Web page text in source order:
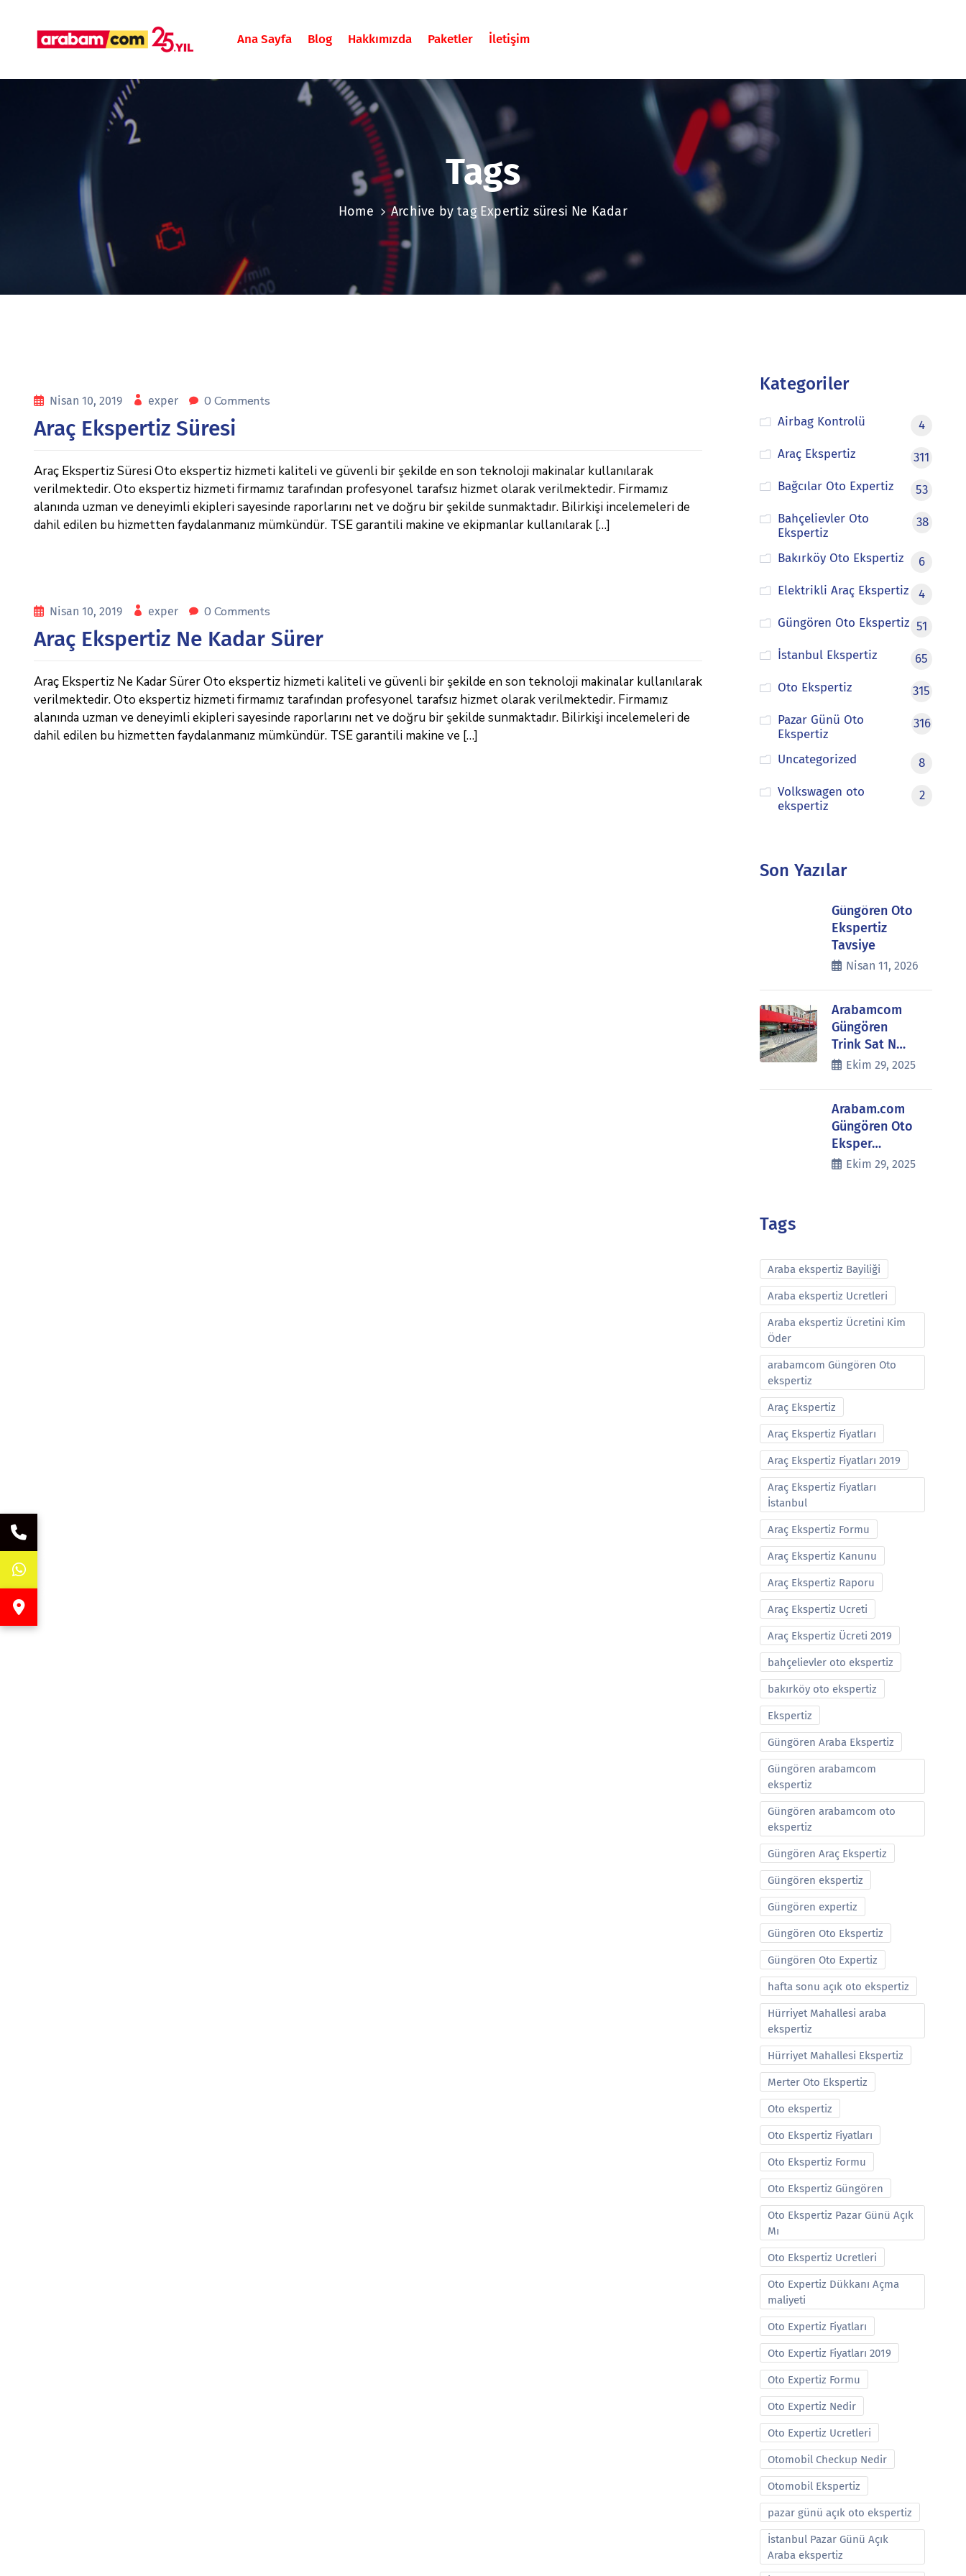
Ana Sayfa Blog Hakkımızda Paketler İletişim
Tags
Home Archive by tag Expertiz süresi Ne Kadar
Nisan 10, 2019 exper 0 Comments
Araç Ekspertiz Süresi
Araç Ekspertiz Süresi Oto ekspertiz hizmeti kaliteli ve güvenli bir şekilde en son teknoloji makinalar kullanılarak
verilmektedir. Oto ekspertiz hizmeti firmamız tarafından profesyonel tarafsız hizmet olarak verilmektedir. Firmamız
alanında uzman ve deneyimli ekipleri sayesinde raporlarını net ve doğru bir şekilde sunmaktadır. Bilirkişi incelemeleri de
dahil edilen bu hizmetten faydalanmanız mümkündür. TSE garantili makine ve ekipmanlar kullanılarak […]
Nisan 10, 2019 exper 0 Comments
Araç Ekspertiz Ne Kadar Sürer
Araç Ekspertiz Ne Kadar Sürer Oto ekspertiz hizmeti kaliteli ve güvenli bir şekilde en son teknoloji makinalar kullanılarak
verilmektedir. Oto ekspertiz hizmeti firmamız tarafından profesyonel tarafsız hizmet olarak verilmektedir. Firmamız
alanında uzman ve deneyimli ekipleri sayesinde raporlarını net ve doğru bir şekilde sunmaktadır. Bilirkişi incelemeleri de
dahil edilen bu hizmetten faydalanmanız mümkündür. TSE garantili makine ve […]
Kategoriler
Airbag Kontrolü
4
Araç Ekspertiz
311
Bağcılar Oto Expertiz
53
Bahçelievler Oto
Ekspertiz
38
Bakırköy Oto Ekspertiz
6
Elektrikli Araç Ekspertiz
4
Güngören Oto Ekspertiz 51
İstanbul Ekspertiz
65
Oto Ekspertiz
315
Pazar Günü Oto
Ekspertiz
316
Uncategorized
8
Volkswagen oto
ekspertiz
2
Son Yazılar
Güngören Oto
Ekspertiz
Tavsiye
Nisan 11, 2026
Arabamcom
Güngören
Trink Sat N…
Ekim 29, 2025
Arabam.com
Güngören Oto
Eksper…
Ekim 29, 2025
Tags
Araba ekspertiz Bayiliği
Araba ekspertiz Ucretleri
Araba ekspertiz Ücretini Kim
Öder
arabamcom Güngören Oto
ekspertiz
Araç Ekspertiz
Araç Ekspertiz Fiyatları
Araç Ekspertiz Fiyatları 2019
Araç Ekspertiz Fiyatları
İstanbul
Araç Ekspertiz Formu
Araç Ekspertiz Kanunu
Araç Ekspertiz Raporu
Araç Ekspertiz Ucreti
Araç Ekspertiz Ücreti 2019
bahçelievler oto ekspertiz
bakırköy oto ekspertiz
Ekspertiz
Güngören Araba Ekspertiz
Güngören arabamcom
ekspertiz
Güngören arabamcom oto
ekspertiz
Güngören Araç Ekspertiz
Güngören ekspertiz
Güngören expertiz
Güngören Oto Ekspertiz
Güngören Oto Expertiz
hafta sonu açık oto ekspertiz
Hürriyet Mahallesi araba
ekspertiz
Hürriyet Mahallesi Ekspertiz
Merter Oto Ekspertiz
Oto ekspertiz
Oto Ekspertiz Fiyatları
Oto Ekspertiz Formu
Oto Ekspertiz Güngören
Oto Ekspertiz Pazar Günü Açık
Mı
Oto Ekspertiz Ucretleri
Oto Expertiz Dükkanı Açma
maliyeti
Oto Expertiz Fiyatları
Oto Expertiz Fiyatları 2019
Oto Expertiz Formu
Oto Expertiz Nedir
Oto Expertiz Ucretleri
Otomobil Checkup Nedir
Otomobil Ekspertiz
pazar günü açık oto ekspertiz
İstanbul Pazar Günü Açık
Araba ekspertiz